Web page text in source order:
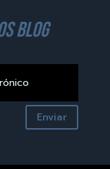
blog
Enviar